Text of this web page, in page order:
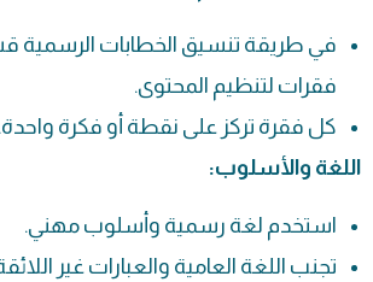
في طريقة تنسيق الخطابات الرسمية
فقرات لتنظيم المحتوى.
كل فقرة تركز على نقطة أو فكرة واحدة.
اللغة والأسلوب:
استخدم لغة رسمية وأسلوب مهني.
تجنب اللغة العامية والعبارات غير